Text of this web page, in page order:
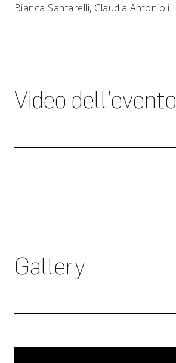
Bianca Santarelli, Claudia Antonioli.
Video dell’evento
Gallery